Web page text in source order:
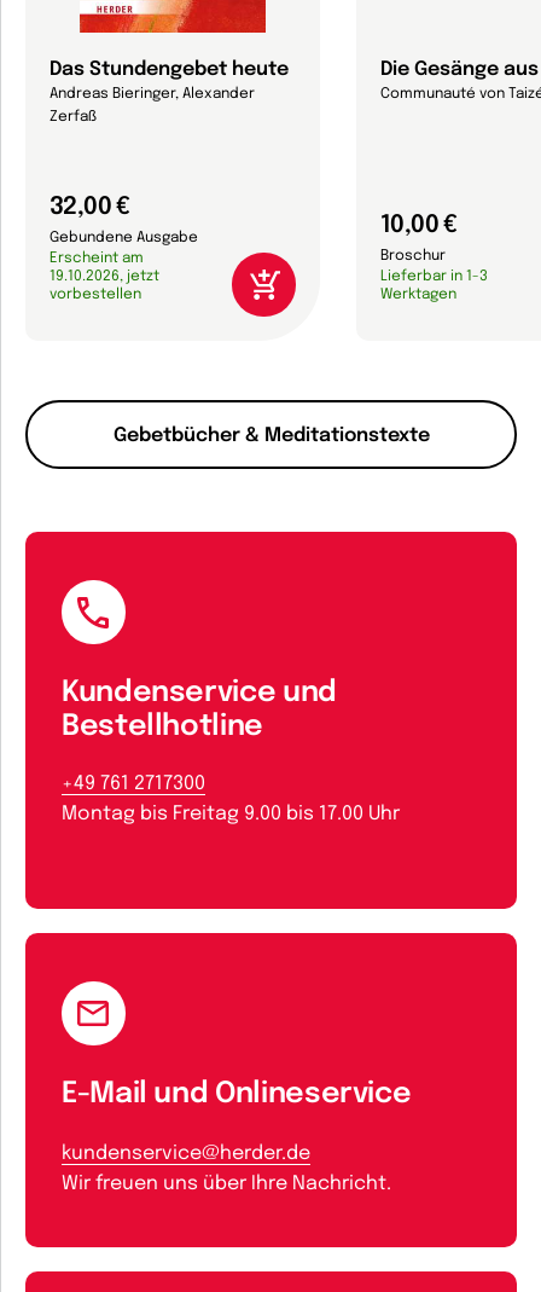
Gebetbücher & Meditationstexte
Das Stundengebet heute
Andreas Bieringer, Alexander
Zerfaß
32,00 €
Gebundene Ausgabe
Erscheint am
19.10.2026, jetzt
vorbestellen
Die Gesänge
Communauté von
10,00 €
Broschur
Lieferbar in 1-3
Werktagen
Kundenservice und
Bestellhotline
+49 761 2717300
Montag bis Freitag 9.00 bis 17.00 Uhr
E-Mail und Onlineservice
kundenservice@herder.de
Wir freuen uns über Ihre Nachricht.